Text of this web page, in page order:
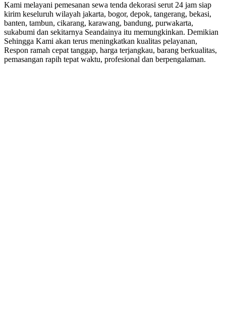
Kami melayani pemesanan sewa tenda dekorasi serut 24 jam siap
kirim keseluruh wilayah jakarta, bogor, depok, tangerang, bekasi,
banten, tambun, cikarang, karawang, bandung, purwakarta,
sukabumi dan sekitarnya Seandainya itu memungkinkan. Demikian
Sehingga Kami akan terus meningkatkan kualitas pelayanan,
Respon ramah cepat tanggap, harga terjangkau, barang berkualitas,
pemasangan rapih tepat waktu, profesional dan berpengalaman.